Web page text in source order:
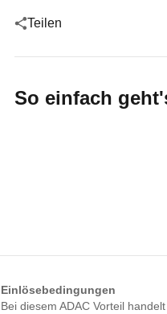
Teilen
So einfach
Einlösebedingungen
Bei diesem ADAC Vorteil